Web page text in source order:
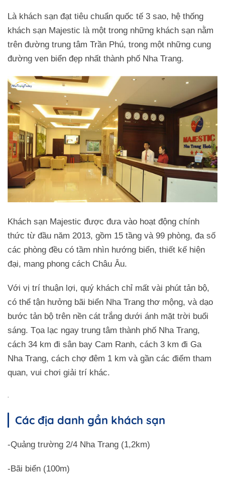
Quy tắc tại Majestic
Câu hỏi thường gặp
Đường đi đến đây
Là khách sạn đạt tiêu chuẩn quốc tế 3 sao, hệ thống
khách sạn Majestic là một trong những khách sạn nằm
trên đường trung tâm Trần Phú, trong một những cung
đường ven biển đẹp nhất thành phố Nha Trang.
Khách sạn Majestic được đưa vào hoạt động chính
thức từ đầu năm 2013, gồm 15 tầng và 99 phòng, đa số
các phòng đều có tầm nhìn hướng biển, thiết kế hiện
đại, mang phong cách Châu Âu.
Với vị trí thuận lợi, quý khách chỉ mất vài phút tản bộ,
có thể tận hưởng bãi biển Nha Trang thơ mộng, và dạo
bước tản bộ trên nền cát trắng dưới ánh mặt trời buổi
sáng. Tọa lạc ngay trung tâm thành phố Nha Trang,
cách 34 km đi sân bay Cam Ranh, cách 3 km đi Ga
Nha Trang, cách chợ đêm 1 km và gần các điểm tham
quan, vui chơi giải trí khác.
.
Các địa danh gần khách sạn
-Quảng trường 2/4 Nha Trang (1,2km)
-Bãi biển (100m)